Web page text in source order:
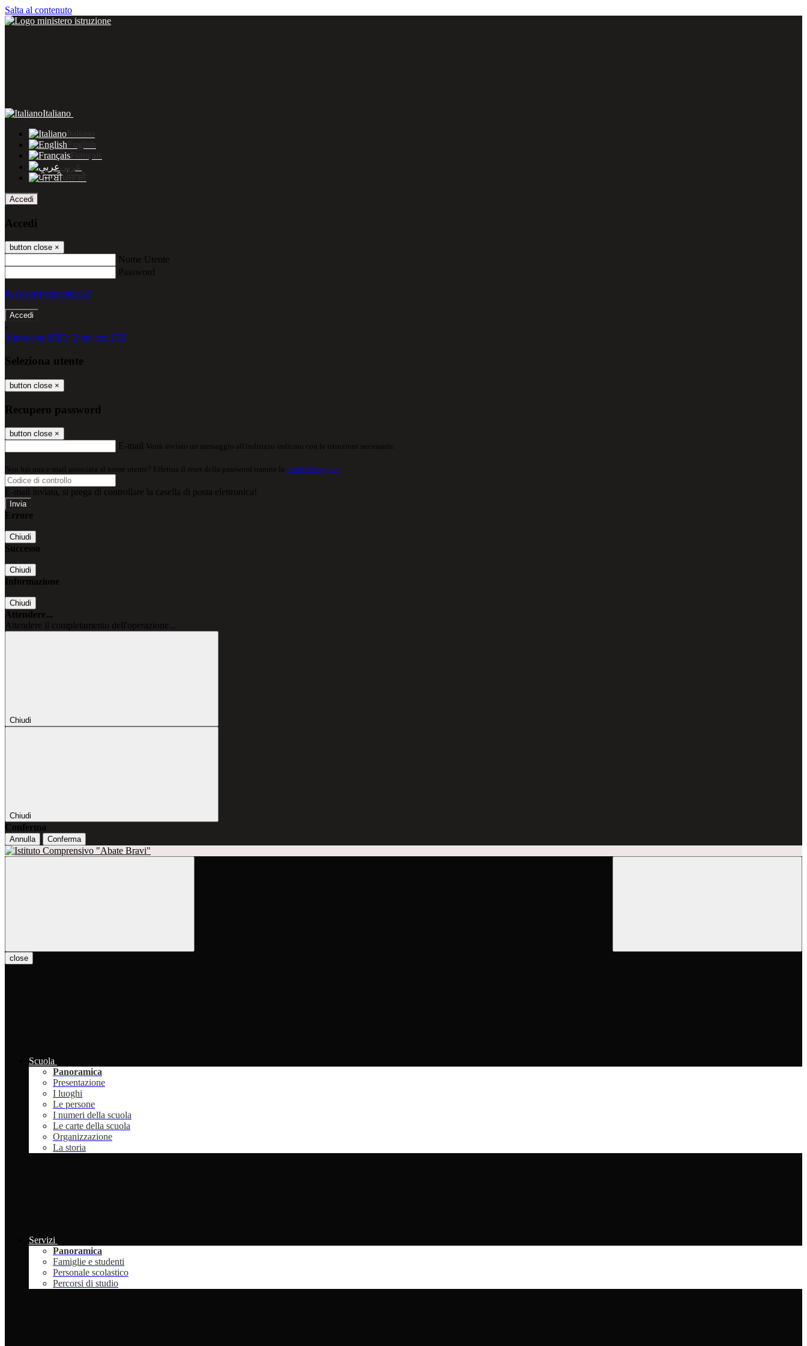
Salta al contenuto
Italiano
Italiano
English
Français
عربى
ਪੰਜਾਬੀ
Accedi
Accedi
button close ×
Nome Utente
Password
Password dimenticata?
-
Entra con SPID Entra con CIE
Seleziona utente
button close ×
Recupero password
button close ×
E-mail Verrà inviato un messaggio all'indirizzo indicato con le istruzioni necessarie.
Non hai una e-mail associata al nome utente? Effettua il reset della password tramite la Login Spaggiari
E-mail inviata, si prega di controllare la casella di posta elettronica!
Errore
Chiudi
Successo
Chiudi
Informazione
Chiudi
Attendere...
Attendere il completamento dell'operazione...
Chiudi
Chiudi
Conferma
Annulla Conferma
close
Scuola
Panoramica
Presentazione
I luoghi
Le persone
I numeri della scuola
Le carte della scuola
Organizzazione
La storia
Servizi
Panoramica
Famiglie e studenti
Personale scolastico
Percorsi di studio